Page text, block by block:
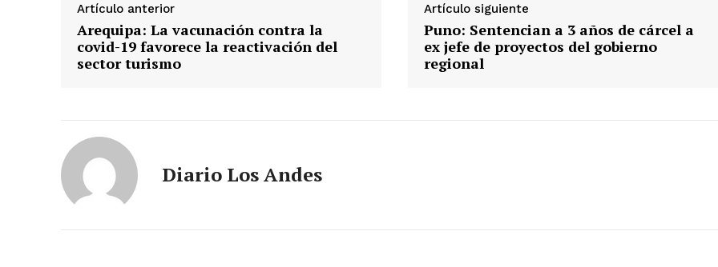
SUSCRIBETE
Artículo anterior
Arequipa: La vacunación contra la
covid-19 favorece la reactivación del
sector turismo
Artículo siguiente
Puno: Sentencian a 3 años de cárcel a
ex jefe de proyectos del gobierno
regional
Diario Los Andes